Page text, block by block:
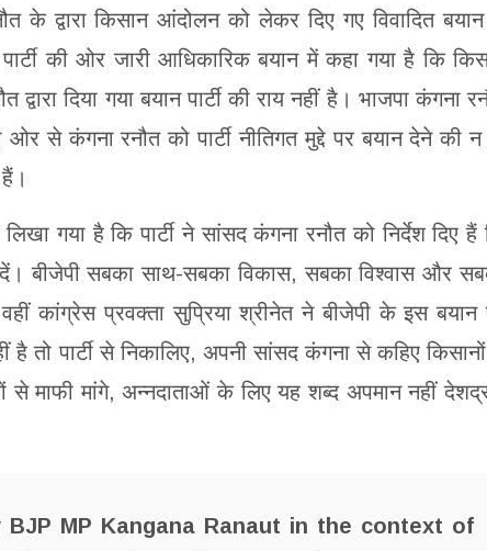
के द्वारा किसान आंदोलन को लेकर दिए गए विवादित
की ओर जारी आधिकारिक बयान में कहा गया है कि
दिया गया बयान पार्टी की राय नहीं है। भाजपा कंगना
ओर से कंगना रनौत को पार्टी नीतिगत मुद्दे पर बयान देने की न
गया है कि पार्टी ने सांसद कंगना रनौत को निर्देश दिए हैं
बीजेपी सबका साथ-सबका विकास, सबका विश्वास और
कांग्रेस प्रवक्ता सुप्रिया श्रीनेत ने बीजेपी के इस बयान
है तो पार्टी से निकालिए, अपनी सांसद कंगना से कहिए
से माफी मांगे, अन्नदाताओं के लिए यह शब्द अपमान नहीं
MP Kangana Ranaut in the context of